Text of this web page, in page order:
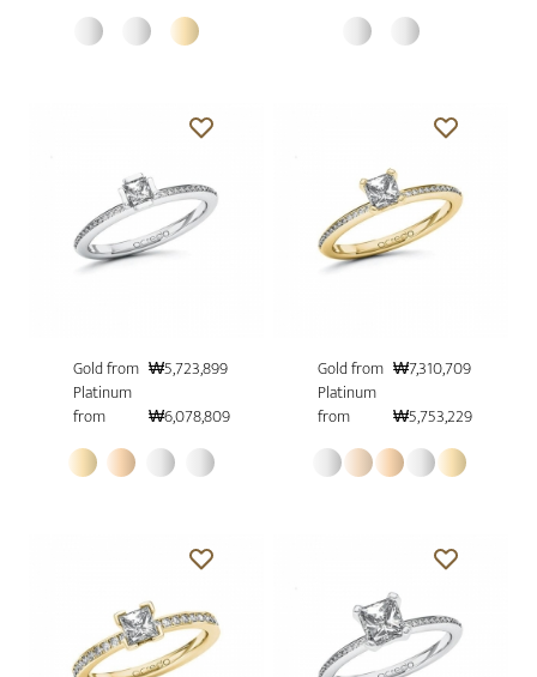
Gold from ₩5,723,899
Platinum
from
₩6,078,809
Gold from ₩7,310,709
Platinum
from
₩5,753,229